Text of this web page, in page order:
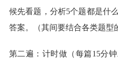
候先看题，分析5个题都是什
答案。（其间要结合各类题型
第二遍：计时做（每篇15分